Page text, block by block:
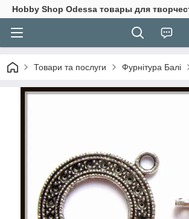
Hobbу Shop Odessa товары для
Товари та послуги Фурнітура Балі